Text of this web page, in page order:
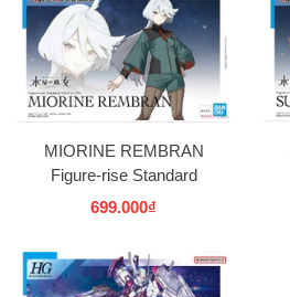
MIORINE REMBRAN
Figure-rise Standard
BANDAI
699.000₫